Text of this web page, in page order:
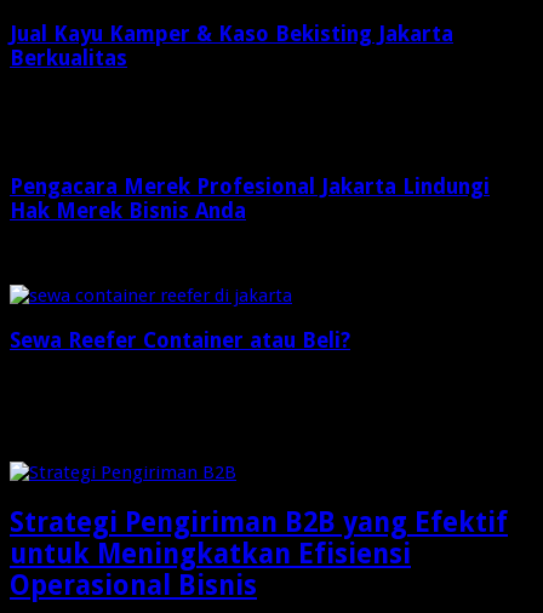
Jual Kayu Kamper & Kaso Bekisting Jakarta
Berkualitas
Pengacara Merek Profesional Jakarta Lindungi
Hak Merek Bisnis Anda
Sewa Reefer Container atau Beli?
Strategi Pengiriman B2B yang Efektif
untuk Meningkatkan Efisiensi
Operasional Bisnis